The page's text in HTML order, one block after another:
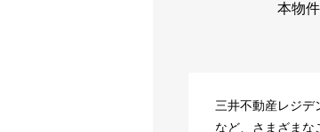
本物
三井不動産レジデ
など、さまざまな